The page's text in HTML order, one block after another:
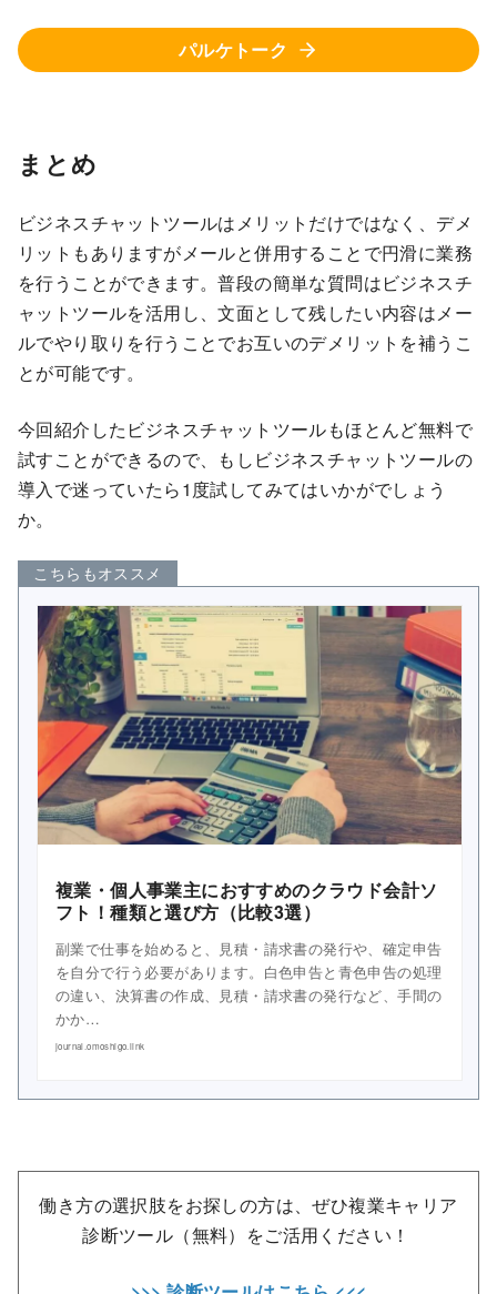
パルケトーク
まとめ
ビジネスチャットツールはメリットだけではなく、デメ
リットもありますがメールと併用することで円滑に業務
を行うことができます。普段の簡単な質問はビジネスチ
ャットツールを活用し、文面として残したい内容はメー
ルでやり取りを行うことでお互いのデメリットを補うこ
とが可能です。
今回紹介したビジネスチャットツールもほとんど無料で
試すことができるので、もしビジネスチャットツールの
導入で迷っていたら1度試してみてはいかがでしょう
か。
こちらもオススメ
複業・個人事業主におすすめのクラウド会計ソ
フト！種類と選び方（比較3選）
副業で仕事を始めると、見積・請求書の発行や、確定申告
を自分で行う必要があります。白色申告と青色申告の処理
の違い、決算書の作成、見積・請求書の発行など、手間の
かか…
journal.omoshigo.link
働き方の選択肢をお探しの方は、ぜひ複業キャリア
診断ツール（無料）をご活用ください！